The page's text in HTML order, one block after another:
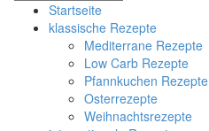
Startseite
klassische Rezepte
Mediterrane Rezepte
Low Carb Rezepte
Pfannkuchen Rezepte
Osterrezepte
Weihnachtsrezepte